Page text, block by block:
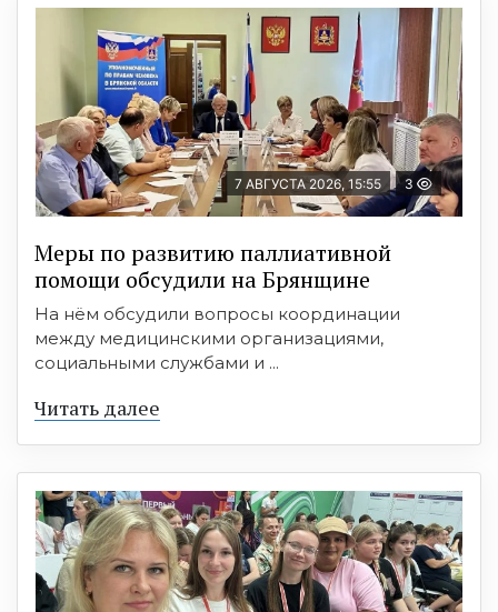
7 АВГУСТА 2026, 15:55 3
Меры по развитию паллиативной
помощи обсудили на Брянщине
На нём обсудили вопросы координации
между медицинскими организациями,
социальными службами и ...
Читать далее